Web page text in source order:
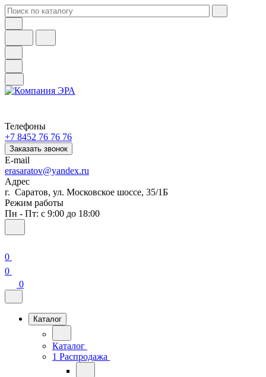
Телефоны
+7 8452 76 76 76
Заказать звонок
E-mail
erasaratov@yandex.ru
Адрес
г. Саратов, ул. Московское шоссе, 35/1Б
Режим работы
Пн - Пт: с 9:00 до 18:00
0
0
0
Каталог
Каталог
1 Распродажа